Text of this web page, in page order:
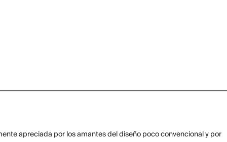
apreciada por los amantes del diseño poco convencional y por